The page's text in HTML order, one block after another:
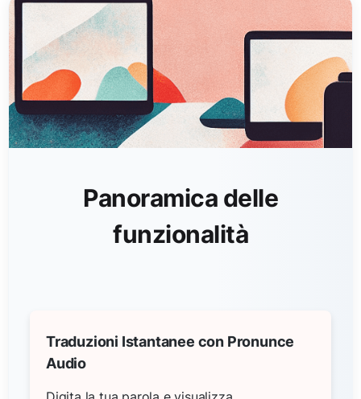
Panoramica delle
funzionalità
Traduzioni Istantanee con Pronunce
Audio